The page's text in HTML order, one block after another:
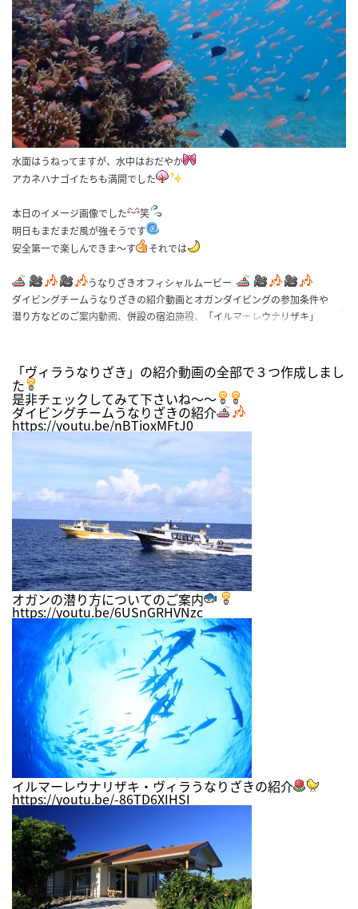
水面はうねってますが、水中はおだやか
アカネハナゴイたちも満開でした
本日のイメージ画像でした
笑
明日もまだまだ風が強そうです
安全第一で楽しんできま～す
それでは
うなりざきオフィシャルムービー
ダイビングチームうなりざきの紹介動画とオガンダイビングの参加条件や
潜り方などのご案内動画、併設の宿泊施設、「イルマーレウナリザキ」
「ヴィラうなりざき」の紹介動画の全部で３つ作成しまし
た
是非チェックしてみて下さいね～～
ダイビングチームうなりざきの紹介
https://youtu.be/nBTioxMFtJ0
オガンの潜り方についてのご案内
https://youtu.be/6USnGRHVNzc
イルマーレウナリザキ・ヴィラうなりざきの紹介
https://youtu.be/-86TD6XIHSI